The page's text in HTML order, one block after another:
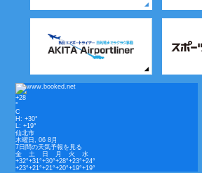
+28
°
C
H:+30°
L:+19°
仙北市
木曜日, 06 8月
7日間の天気予報を見る
金
土 日 月 火
水
+32°+31°+30°+28°+23°+24°
+23°+21°+21°+20°+19°+19°